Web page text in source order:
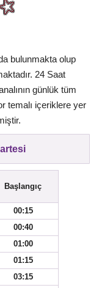
bulunmakta olup
24 Saat
günlük tüm
temalı içeriklere yer
Başlangıç
00:15
00:40
01:00
01:15
03:15